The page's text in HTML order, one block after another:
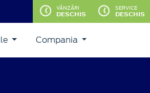
VÂNZĂRI
DESCHIS
SERVICE
DESCHIS
Compania